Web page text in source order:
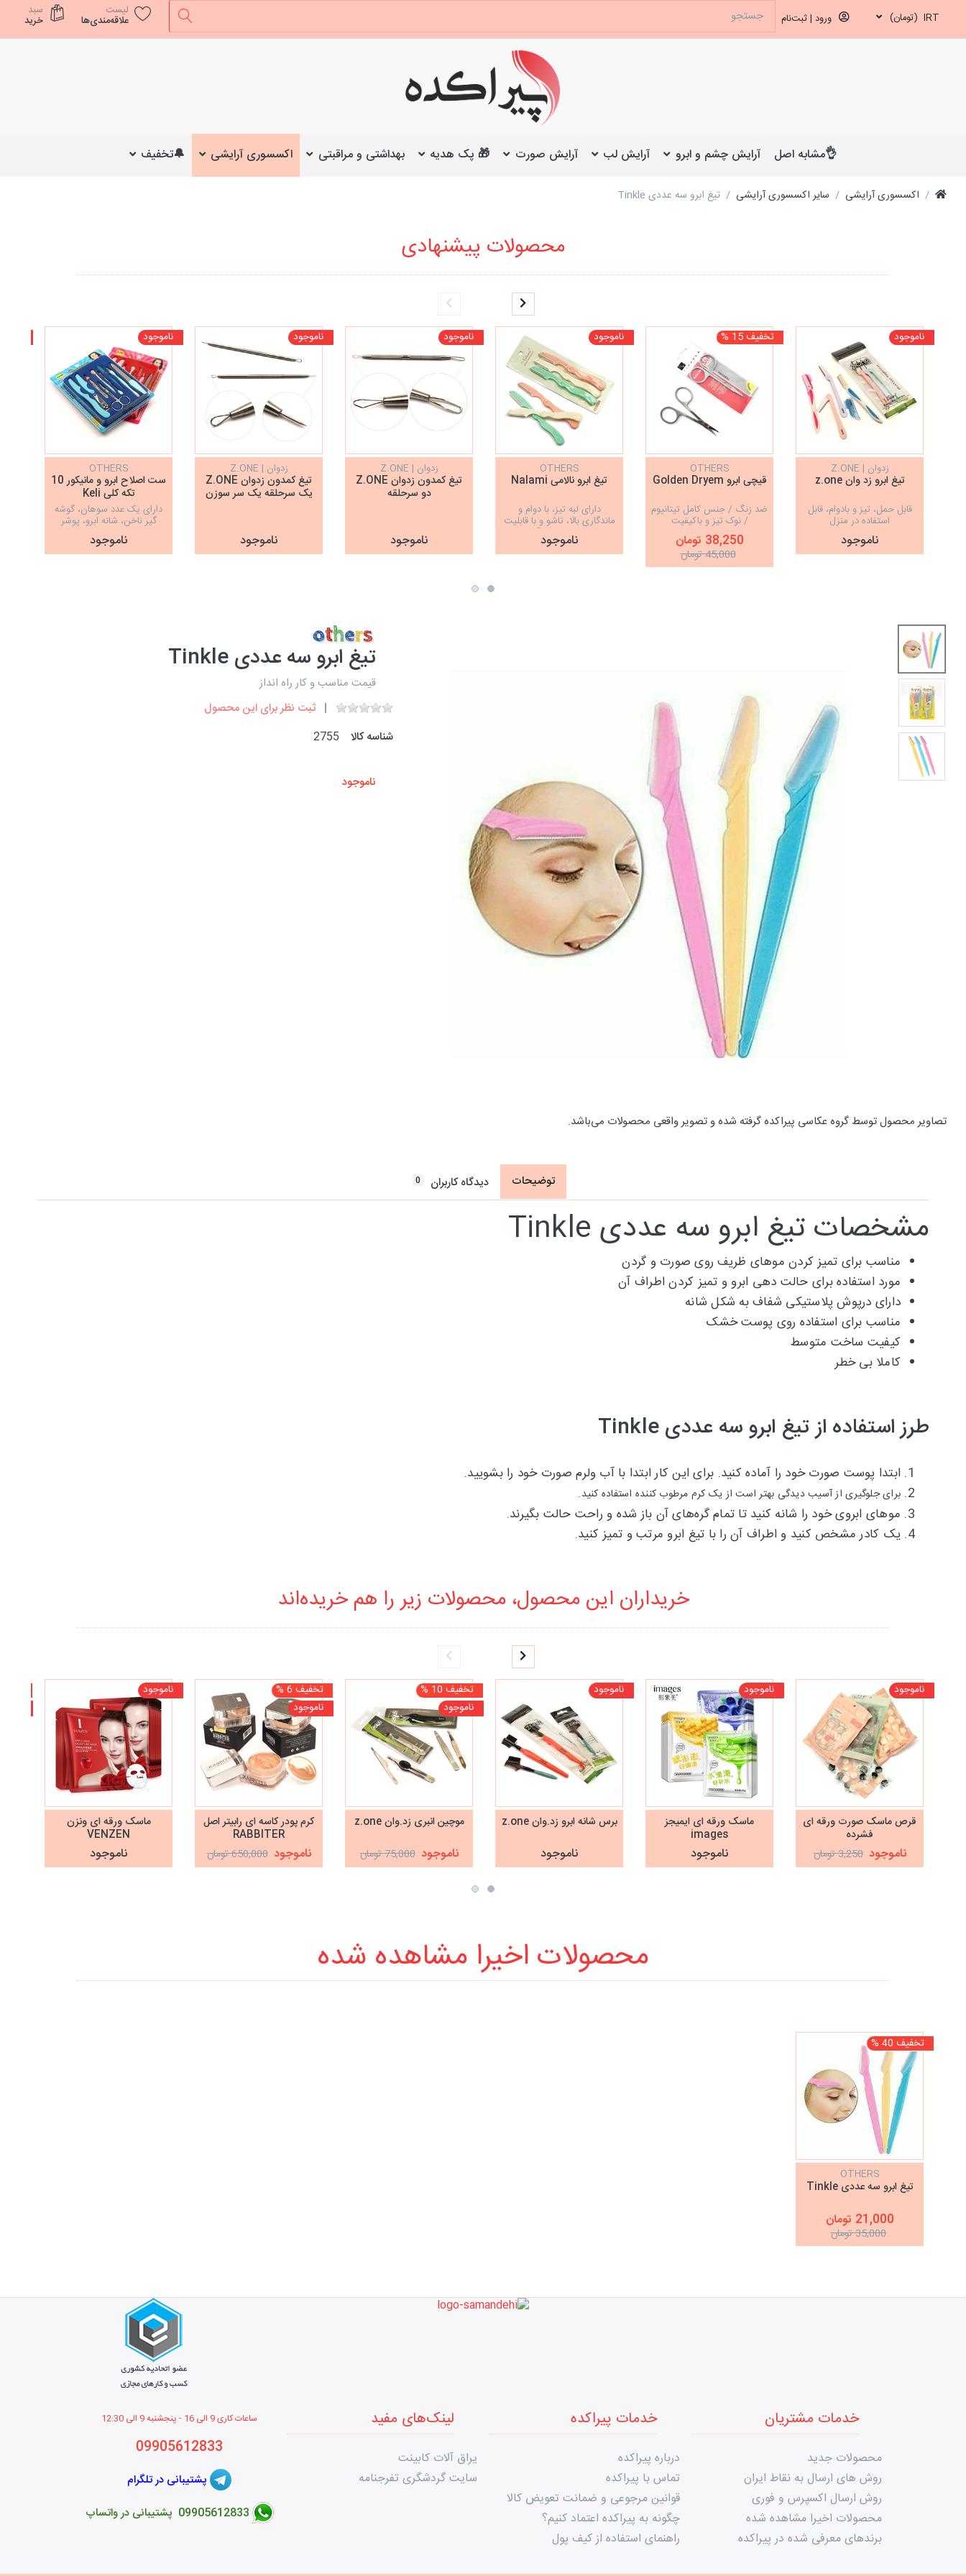
IRT (تومان) ورود | ثبت‌نام
لیست
علاقه‌مندی‌ها
سبد
خرید
👌مشابه اصل آرایش چشم و ابرو آرایش لب آرایش صورت 🎁 پک هدیه بهداشتی و مراقبتی اکسسوری آرایشی 🔔تخفیف
اکسسوری آرایشی سایر اکسسوری آرایشی تیغ ابرو سه عددی Tinkle
محصولات پیشنهادی
ناموجود
زدوان | Z.ONE
تیغ ابرو زد وان z.one
قابل حمل، تیز و بادوام، قابل
استفاده در منزل
ناموجود
تخفیف 15 %
OTHERS
قیچی ابرو Golden Dryem
ضد زنگ / جنس کامل تیتانیوم
/ نوک تیز و باکیفیت
38,250 تومان
45,000 تومان
ناموجود
OTHERS
تیغ ابرو نالامی Nalami
دارای لبه تیز، با دوام و
ماندگاری بالا، تاشو و با قابلیت
حمل و استفاده آسان
ناموجود
ناموجود
زدوان | Z.ONE
تیغ کمدون زدوان Z.ONE
دو سرحلقه
ناموجود
ناموجود
زدوان | Z.ONE
تیغ کمدون زدوان Z.ONE
یک سرحلقه یک سر سوزن
ناموجود
ناموجود
OTHERS
ست اصلاح ابرو و مانیکور 10
تکه کلی Keli
دارای یک عدد سوهان، گوشه
گیر ناخن، شانه ابرو، پوشر
کوتیکول، قیچی ابرو، موچین،
ناخن ‌گیر،شات سایه، تیغ ابرو و
سر یدکی تیغ ابرو
ناموجود
تصاویر محصول توسط گروه عکاسی پیراکده گرفته شده و تصویر واقعی محصولات می‌باشد.
تیغ ابرو سه عددی Tinkle
قیمت مناسب و کار راه انداز
ثبت نظر برای این محصول
شناسه کالا
2755
ناموجود
توضیحات دیدگاه کاربران 0
مشخصات تیغ ابرو سه عددی Tinkle
مناسب برای تمیز کردن موهای ظریف روی صورت و گردن
مورد استفاده برای حالت دهی ابرو و تمیز کردن اطراف آن
دارای درپوش پلاستیکی شفاف به شکل شانه
مناسب برای استفاده روی پوست خشک
کیفیت ساخت متوسط
کاملا بی خطر
طرز استفاده از تیغ ابرو سه عددی Tinkle
ابتدا پوست صورت خود را آماده کنید. برای این کار ابتدا با آب ولرم صورت خود را بشویید.
برای جلوگیری از آسیب دیدگی بهتر است از یک کرم مرطوب کننده استفاده کنید.
موهای ابروی خود را شانه کنید تا تمام گره‌ها‌ی آن باز شده و راحت حالت بگیرند.
یک کادر مشخص کنید و اطراف آن را با تیغ ابرو مرتب و تمیز کنید.
خریداران این محصول، محصولات زیر را هم خریده‌اند
ناموجود
قرص ماسک صورت ورقه ای
فشرده
ناموجود 3,250 تومان
ناموجود
ماسک ورقه ای ایمیجز
images
ناموجود
ناموجود
برس شانه ابرو زد.وان z.one
ناموجود
تخفیف 10 %
ناموجود
موچین انبری زد.وان z.one
ناموجود 75,000 تومان
تخفیف 6 %
ناموجود
کرم پودر کاسه ای رابیتر اصل
RABBITER
ناموجود 650,000 تومان
ناموجود
ماسک ورقه ای ونزن
VENZEN
ناموجود
محصولات اخیرا مشاهده شده
تخفیف 40 %
OTHERS
تیغ ابرو سه عددی Tinkle
21,000 تومان
35,000 تومان
خدمات مشتریان
محصولات جدید
روش های ارسال به نقاط ایران
روش ارسال اکسپرس و فوری
محصولات اخیرا مشاهده شده
برندهای معرفی شده در پیراکده
خدمات پیراکده
درباره پیراکده
تماس با پیراکده
قوانین مرجوعی و ضمانت تعویض کالا
چگونه به پیراکده اعتماد کنیم؟
راهنمای استفاده از کیف پول
لینک‌های مفید
یراق آلات کابینت
سایت گردشگری تفرجنامه
ساعات کاری 9 الی 16 - پنجشنبه 9 الی 12 :30
09905612833
پشتیبانی در تلگرام
09905612833 پشتیبانی در واتساپ